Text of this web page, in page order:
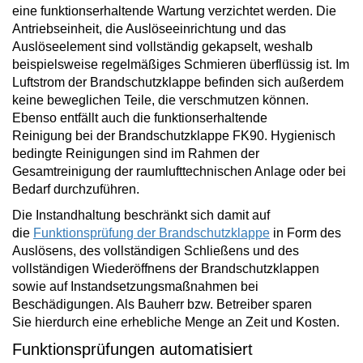
eine funktionserhaltende Wartung verzichtet werden. Die
Antriebseinheit, die Auslöseeinrichtung und das
Auslöseelement sind vollständig gekapselt, weshalb
beispielsweise regelmäßiges Schmieren überflüssig ist. Im
Luftstrom der Brandschutzklappe befinden sich außerdem
keine beweglichen Teile, die verschmutzen können.
Ebenso entfällt auch die funktionserhaltende
Reinigung bei der Brandschutzklappe FK90. Hygienisch
bedingte Reinigungen sind im Rahmen der
Gesamtreinigung der raumlufttechnischen Anlage oder bei
Bedarf durchzuführen.
Die Instandhaltung beschränkt sich damit auf
die Funktionsprüfung der Brandschutzklappe in Form des
Auslösens, des vollständigen Schließens und des
vollständigen Wiederöffnens der Brandschutzklappen
sowie auf Instandsetzungsmaßnahmen bei
Beschädigungen. Als Bauherr bzw. Betreiber sparen
Sie hierdurch eine erhebliche Menge an Zeit und Kosten.
Funktionsprüfungen automatisiert